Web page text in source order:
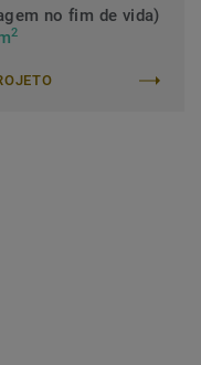
no fim de vida)
2